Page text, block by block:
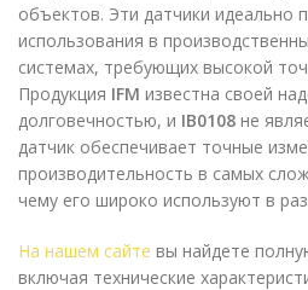
объектов. Эти датчики идеально
использования в
системах, требующих высокой
Продукция IFM известна своей
долговечностью, и IB0108 не
датчик обеспечивает точные
производительность в самых
чему его широко используют в
На нашем сайте вы найдете
включая технические